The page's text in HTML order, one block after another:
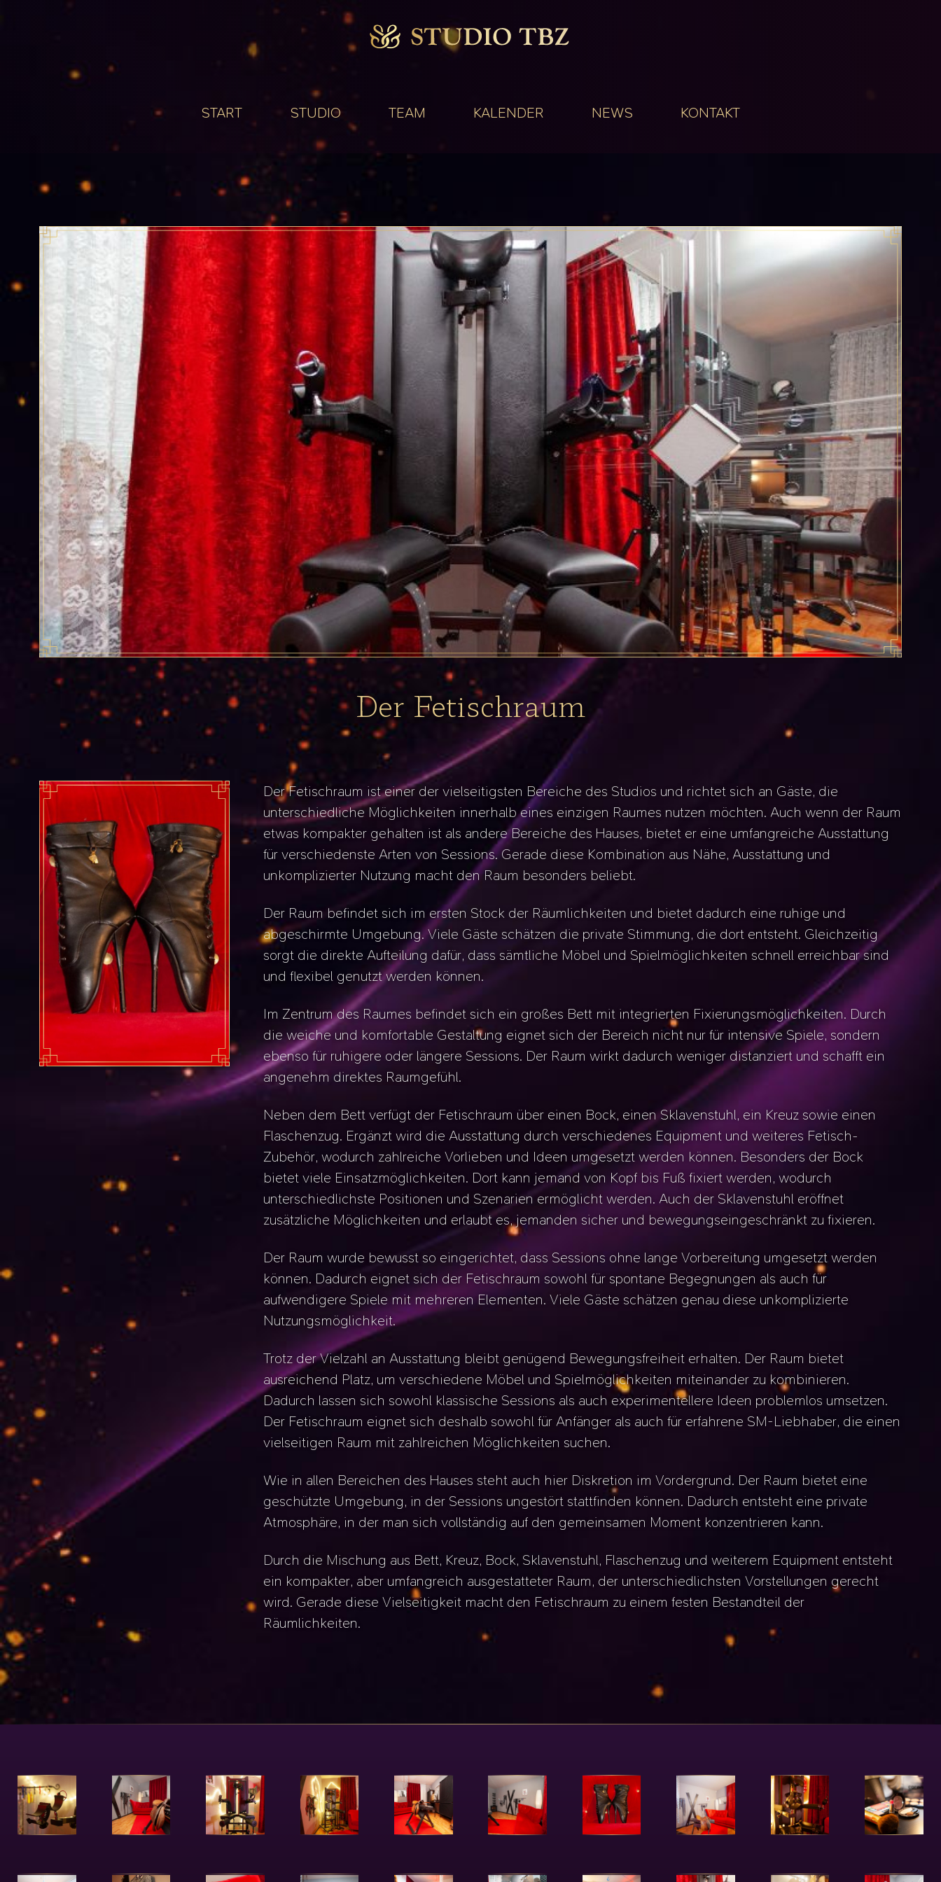
START STUDIO TEAM KALENDER NEWS KONTAKT
Der Fetischraum
Der Fetischraum ist einer der vielseitigsten Bereiche des Studios und richtet sich an Gäste, die
unterschiedliche Möglichkeiten innerhalb eines einzigen Raumes nutzen möchten. Auch wenn der Raum
etwas kompakter gehalten ist als andere Bereiche des Hauses, bietet er eine umfangreiche Ausstattung
für verschiedenste Arten von Sessions. Gerade diese Kombination aus Nähe, Ausstattung und
unkomplizierter Nutzung macht den Raum besonders beliebt.
Der Raum befindet sich im ersten Stock der Räumlichkeiten und bietet dadurch eine ruhige und
abgeschirmte Umgebung. Viele Gäste schätzen die private Stimmung, die dort entsteht. Gleichzeitig
sorgt die direkte Aufteilung dafür, dass sämtliche Möbel und Spielmöglichkeiten schnell erreichbar sind
und flexibel genutzt werden können.
Im Zentrum des Raumes befindet sich ein großes Bett mit integrierten Fixierungsmöglichkeiten. Durch
die weiche und komfortable Gestaltung eignet sich der Bereich nicht nur für intensive Spiele, sondern
ebenso für ruhigere oder längere Sessions. Der Raum wirkt dadurch weniger distanziert und schafft ein
angenehm direktes Raumgefühl.
Neben dem Bett verfügt der Fetischraum über einen Bock, einen Sklavenstuhl, ein Kreuz sowie einen
Flaschenzug. Ergänzt wird die Ausstattung durch verschiedenes Equipment und weiteres Fetisch-
Zubehör, wodurch zahlreiche Vorlieben und Ideen umgesetzt werden können. Besonders der Bock
bietet viele Einsatzmöglichkeiten. Dort kann jemand von Kopf bis Fuß fixiert werden, wodurch
unterschiedlichste Positionen und Szenarien ermöglicht werden. Auch der Sklavenstuhl eröffnet
zusätzliche Möglichkeiten und erlaubt es, jemanden sicher und bewegungseingeschränkt zu fixieren.
Der Raum wurde bewusst so eingerichtet, dass Sessions ohne lange Vorbereitung umgesetzt werden
können. Dadurch eignet sich der Fetischraum sowohl für spontane Begegnungen als auch für
aufwendigere Spiele mit mehreren Elementen. Viele Gäste schätzen genau diese unkomplizierte
Nutzungsmöglichkeit.
Trotz der Vielzahl an Ausstattung bleibt genügend Bewegungsfreiheit erhalten. Der Raum bietet
ausreichend Platz, um verschiedene Möbel und Spielmöglichkeiten miteinander zu kombinieren.
Dadurch lassen sich sowohl klassische Sessions als auch experimentellere Ideen problemlos umsetzen.
Der Fetischraum eignet sich deshalb sowohl für Anfänger als auch für erfahrene SM-Liebhaber, die einen
vielseitigen Raum mit zahlreichen Möglichkeiten suchen.
Wie in allen Bereichen des Hauses steht auch hier Diskretion im Vordergrund. Der Raum bietet eine
geschützte Umgebung, in der Sessions ungestört stattfinden können. Dadurch entsteht eine private
Atmosphäre, in der man sich vollständig auf den gemeinsamen Moment konzentrieren kann.
Durch die Mischung aus Bett, Kreuz, Bock, Sklavenstuhl, Flaschenzug und weiterem Equipment entsteht
ein kompakter, aber umfangreich ausgestatteter Raum, der unterschiedlichsten Vorstellungen gerecht
wird. Gerade diese Vielseitigkeit macht den Fetischraum zu einem festen Bestandteil der
Räumlichkeiten.